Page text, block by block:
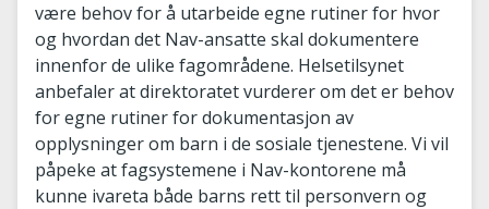
være behov for å utarbeide egne rutiner for hvor
og hvordan det Nav-ansatte skal dokumentere
innenfor de ulike fagområdene. Helsetilsynet
anbefaler at direktoratet vurderer om det er behov
for egne rutiner for dokumentasjon av
opplysninger om barn i de sosiale tjenestene. Vi vil
påpeke at fagsystemene i Nav-kontorene må
kunne ivareta både barns rett til personvern og